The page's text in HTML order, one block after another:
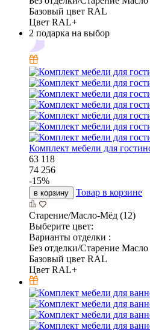
Базовый цвет RAL
Цвет RAL+
2 подарка на выбор
Комплект мебели для
63 118
74 256
-15%
в корзину Товар в корзине
Старение/Масло-Мёд (12)
Выберите цвет:
Варианты отделки :
Без отделки/Старение Масло
Базовый цвет RAL
Цвет RAL+